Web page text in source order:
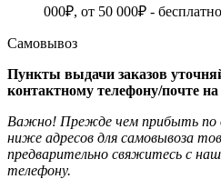
000₽, от 50 000₽ - бесплатно
Самовывоз
Пункты выдачи заказов
контактному телефону/почте на
Важно! Прежде чем прибыть по
ниже адресов для самовывоза
предварительно свяжитесь с
телефону.